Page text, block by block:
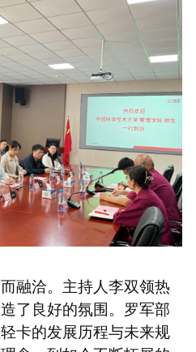
融洽。主持人李双领热
了良好的氛围。罗军部
卡的发展历程与未来规